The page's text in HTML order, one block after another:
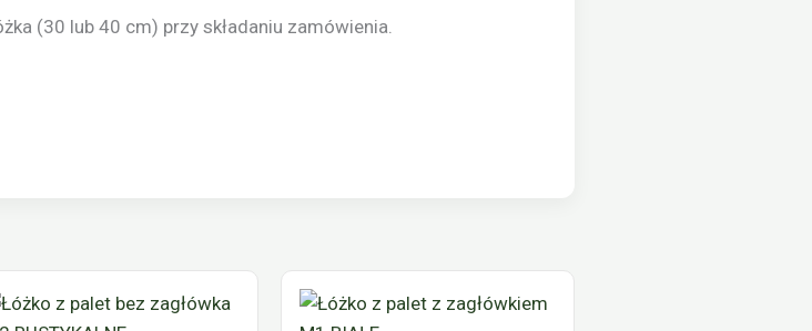
(30 lub 40 cm) przy składaniu zamówienia.
cen:
cen:
Ten
produkt